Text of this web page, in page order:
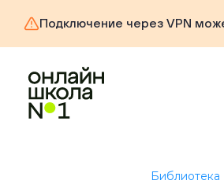
Подключение через VPN
Библиотека